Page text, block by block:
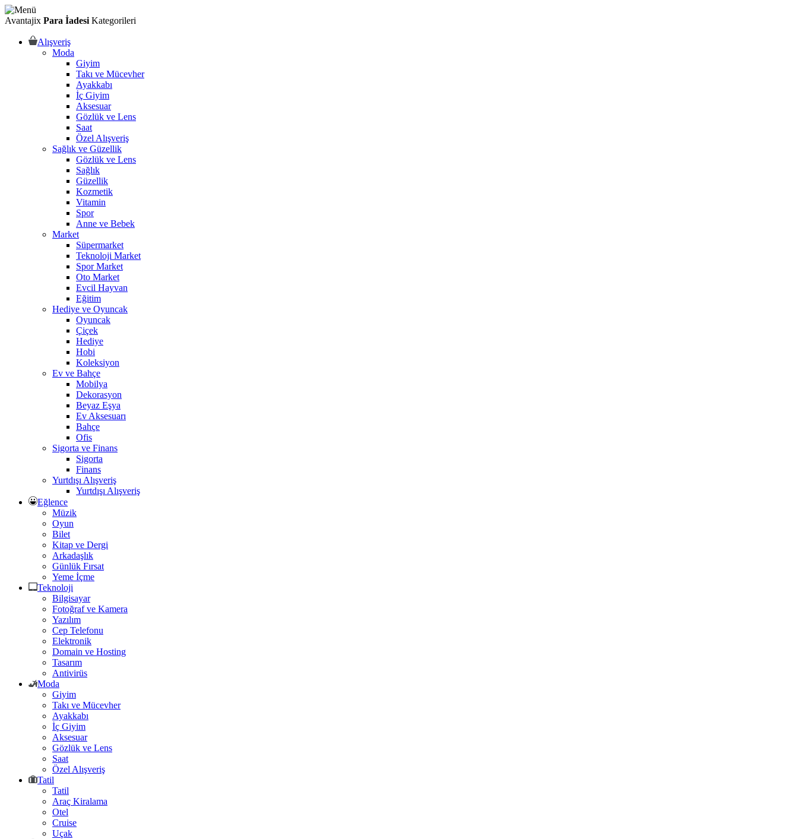
Avantajix Para İadesi Kategorileri
Alışveriş
Moda
Giyim
Takı ve Mücevher
Ayakkabı
İç Giyim
Aksesuar
Gözlük ve Lens
Saat
Özel Alışveriş
Sağlık ve Güzellik
Gözlük ve Lens
Sağlık
Güzellik
Kozmetik
Vitamin
Spor
Anne ve Bebek
Market
Süpermarket
Teknoloji Market
Spor Market
Oto Market
Evcil Hayvan
Eğitim
Hediye ve Oyuncak
Oyuncak
Çiçek
Hediye
Hobi
Koleksiyon
Ev ve Bahçe
Mobilya
Dekorasyon
Beyaz Eşya
Ev Aksesuarı
Bahçe
Ofis
Sigorta ve Finans
Sigorta
Finans
Yurtdışı Alışveriş
Yurtdışı Alışveriş
Eğlence
Müzik
Oyun
Bilet
Kitap ve Dergi
Arkadaşlık
Günlük Fırsat
Yeme İçme
Teknoloji
Bilgisayar
Fotoğraf ve Kamera
Yazılım
Cep Telefonu
Elektronik
Domain ve Hosting
Tasarım
Antivirüs
Moda
Giyim
Takı ve Mücevher
Ayakkabı
İç Giyim
Aksesuar
Gözlük ve Lens
Saat
Özel Alışveriş
Tatil
Tatil
Araç Kiralama
Otel
Cruise
Uçak